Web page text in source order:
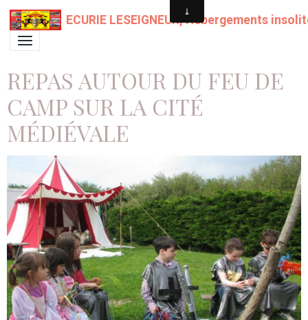
ECURIE LESEIGNEUR, Hébergements
REPAS AUTOUR DU FEU DE
CAMP SUR LA CITÉ
MÉDIÉVALE